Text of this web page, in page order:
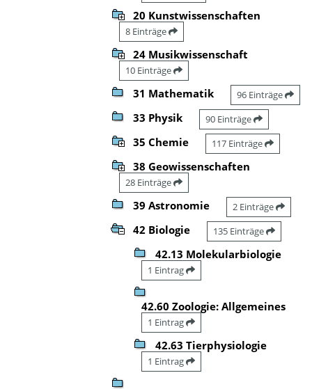
20 Kunstwissenschaften
8 Einträge
24 Musikwissenschaft
10 Einträge
31 Mathematik 96 Einträge
33 Physik 90 Einträge
35 Chemie 117 Einträge
38 Geowissenschaften
28 Einträge
39 Astronomie 2 Einträge
42 Biologie 135 Einträge
42.13 Molekularbiologie
1 Eintrag
42.60 Zoologie: Allgemeines
1 Eintrag
42.63 Tierphysiologie
1 Eintrag